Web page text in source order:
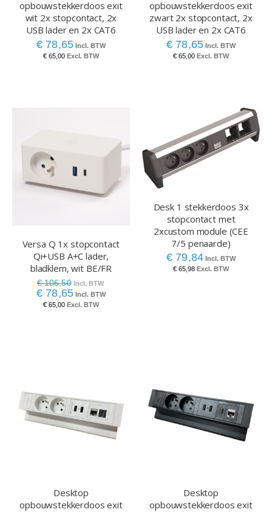
opbouwstekkerdoos exit
wit 2x stopcontact, 2x
USB lader en 2x CAT6
€ 78,65
€ 65,00
opbouwstekkerdoos exit
zwart 2x stopcontact, 2x
USB lader en 2x CAT6
€ 78,65
€ 65,00
Versa Q 1x stopcontact
Qi+USB A+C lader,
bladklem, wit BE/FR
€ 106,50
€ 78,65
€ 65,00
Desk 1 stekkerdoos 3x
stopcontact met
2xcustom module (CEE
7/5 penaarde)
€ 79,84
€ 65,98
Desktop
opbouwstekkerdoos exit
Desktop
opbouwstekkerdoos exit